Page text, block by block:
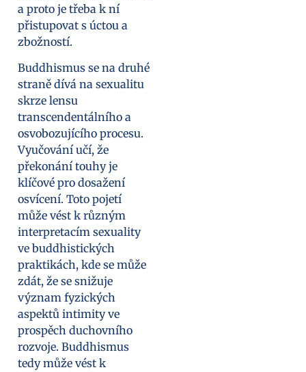
a proto je třeba k ní
přistupovat s úctou a
zbožností.
Buddhismus se na druhé
straně dívá na sexualitu
skrze lensu
transcendentálního a
osvobozujícího procesu.
Vyučování učí, že
překonání touhy je
klíčové pro dosažení
osvícení. Toto pojetí
může vést k různým
interpretacím sexuality
ve buddhistických
praktikách, kde se může
zdát, že se snižuje
význam fyzických
aspektů intimity ve
prospěch duchovního
rozvoje. Buddhismus
tedy může vést k